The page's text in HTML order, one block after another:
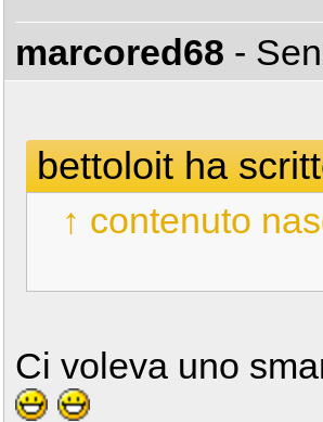
marcored68 -
bettoloit ha
↑ contenuto
Ci voleva uno